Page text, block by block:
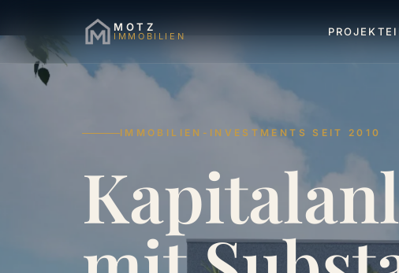
MOTZ
IMMOBILIEN PROJEKTE
IMMOBILIEN-INVESTMENTS SEIT 2010